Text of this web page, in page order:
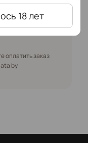
18 лет
оплатить заказ
by